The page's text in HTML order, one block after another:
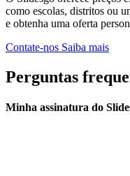
como escolas, distritos ou
e obtenha uma oferta
Contate-nos Saiba mais
Perguntas
Minha assinatura do